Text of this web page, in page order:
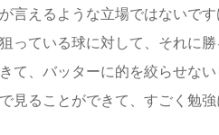
言えるような立場ではないで
っている球に対して、それに
て、バッターに的を絞らせな
見ることができて、すごく勉強